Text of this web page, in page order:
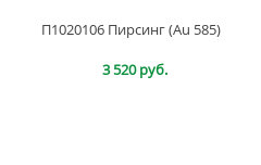
П1020106 Пирсинг (Au 585)
3 520 руб.